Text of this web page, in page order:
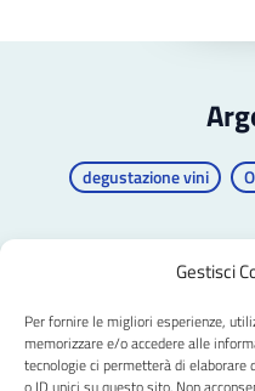
Gestisci
Per fornire le migliori esperienze,
memorizzare e/o accedere alle
tecnologie ci permetterà di
degustazione vini
CRAL Ateneo